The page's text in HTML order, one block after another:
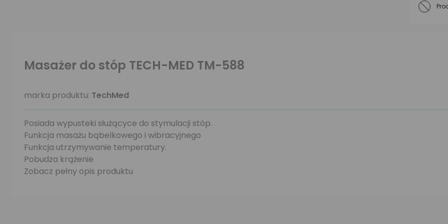
Masażer do stóp TECH-MED TM-588
marka produktu: TechMed
Posiada wypusteki służącyce do stymulacji stóp.
Funkcja masażu bąbelkowego i wibracyjnego
Funkcja utrzymywanie temperatury.
Pobudza krążenie
Zobacz pełny opis produktu